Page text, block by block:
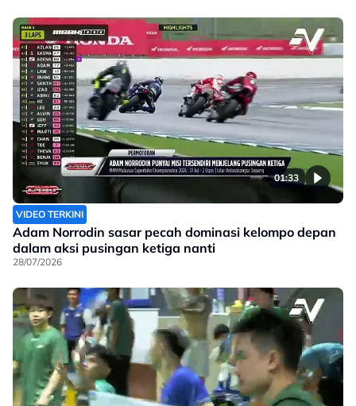
01:33
VIDEO TERKINI
Adam Norrodin sasar pecah dominasi kelompo depan
dalam aksi pusingan ketiga nanti
28/07/2026